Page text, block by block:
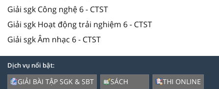
Giải sgk Công nghệ 6 - CTST
Giải sgk Hoạt động trải nghiệm 6 - CTST
Giải sgk Âm nhạc 6 - CTST
Dịch vụ nổi bật:
GIẢI BÀI TẬP SGK & SBT
SÁCH
THI ONLINE